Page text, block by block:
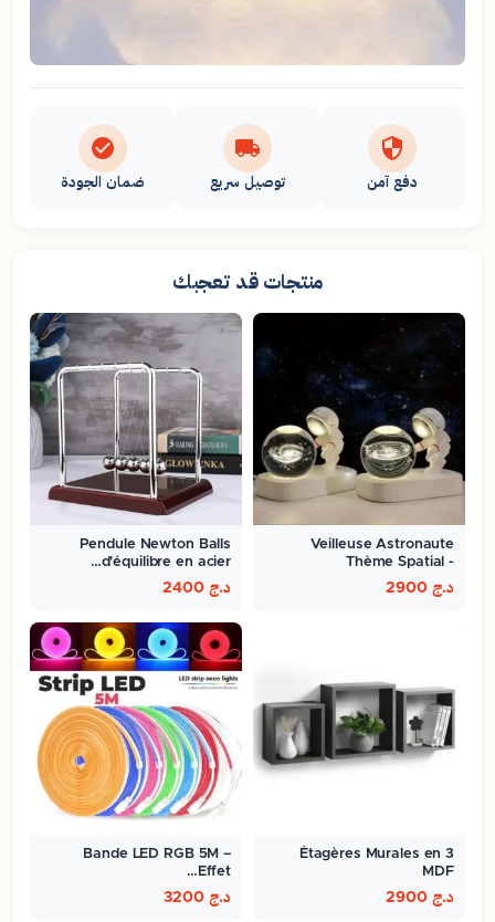
دفع آمن توصيل سريع ضمان الجودة
منتجات قد تعجبك
Veilleuse Astronaute
Thème Spatial -
ambiance…
د.ج
Pendule Newton Balls
d'équilibre en acier…
د.ج
3 Étagères Murales en
MDF
د.ج
Bande LED RGB 5M –
Effet…
د.ج